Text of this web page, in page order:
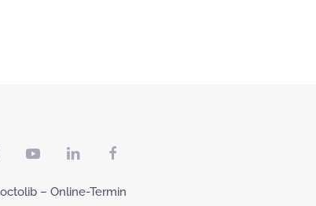
– Online-Termin